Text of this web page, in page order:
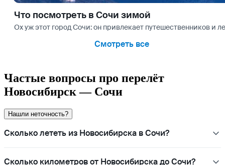
Что посмотреть в Сочи зимой
Ох уж этот город Сочи: он привлекает путешественников и
Смотреть все
Частые вопросы про перелёт
Новосибирск — Сочи
Нашли неточность?
Сколько лететь из Новосибирска в Сочи?
Сколько километров от Новосибирска до Сочи?